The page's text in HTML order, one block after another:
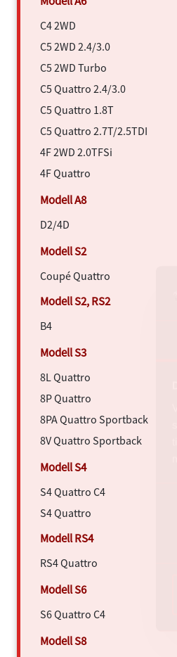
C4 2WD
C5 2WD 2.4/3.0
C5 2WD Turbo
C5 Quattro 2.4/3.0
C5 Quattro 1.8T
C5 Quattro 2.7T/2.5TDI
4F 2WD 2.0TFSi
4F Quattro
D2/4D
Coupé Quattro
B4
8L Quattro
8P Quattro
8PA Quattro Sportback
8V Quattro Sportback
S4 Quattro C4
S4 Quattro
RS4 Quattro
S6 Quattro C4